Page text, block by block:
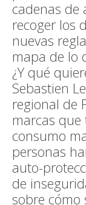
cadenas de
recoger los
nuevas
mapa de lo
¿Y qué
Sebastien
regional de
marcas que
consumo
personas
auto-
de
sobre